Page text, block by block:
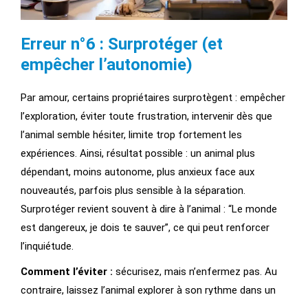
Erreur n°6 : Surprotéger (et
empêcher l’autonomie)
Par amour, certains propriétaires surprotègent : empêcher
l’exploration, éviter toute frustration, intervenir dès que
l’animal semble hésiter, limite trop fortement les
expériences. Ainsi, résultat possible : un animal plus
dépendant, moins autonome, plus anxieux face aux
nouveautés, parfois plus sensible à la séparation.
Surprotéger revient souvent à dire à l’animal : “Le monde
est dangereux, je dois te sauver”, ce qui peut renforcer
l’inquiétude.
Comment l’éviter : sécurisez, mais n’enfermez pas. Au
contraire, laissez l’animal explorer à son rythme dans un